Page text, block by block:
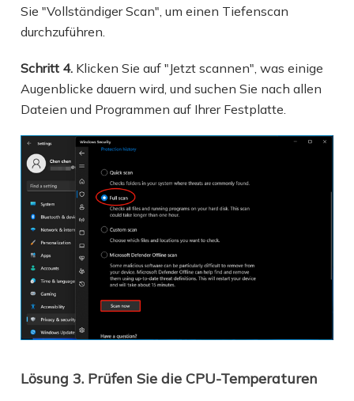
Sie "Vollständiger Scan", um einen Tiefenscan
durchzuführen.
Schritt 4. Klicken Sie auf "Jetzt scannen", was einige
Augenblicke dauern wird, und suchen Sie nach allen
Dateien und Programmen auf Ihrer Festplatte.
Lösung 3. Prüfen Sie die CPU-Temperaturen